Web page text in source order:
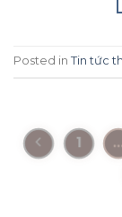
Posted in Tin tức
1 …